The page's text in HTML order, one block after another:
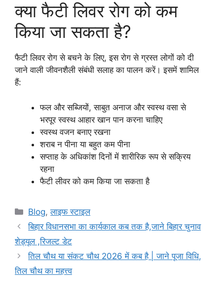
क्या फैटी लिवर रोग को कम
किया जा सकता है?
फैटी लिवर रोग से बचने के लिए, इस रोग से ग्रस्त लोगों को दी
जाने वाली जीवनशैली संबंधी सलाह का पालन करें। इसमें शामिल
हैं:
फल और सब्जियों, साबुत अनाज और स्वस्थ वसा से
भरपूर स्वस्थ आहार खान पान करना चाहिए
स्वस्थ वजन बनाए रखना
शराब न पीना या बहुत कम पीना
सप्ताह के अधिकांश दिनों में शारीरिक रूप से सक्रिय
रहना
फैटी लीवर को कम किया जा सकता है
Categories
Blog,लाइफ स्टाइल
बिहार विधानसभा का कार्यकाल कब तक है,जाने बिहार चुनाव
शेड्यूल ,रिजल्ट डेट
तिल चौथ या संकट चौथ 2026 में कब है | जाने पूजा विधि,
तिल चौथ का महत्त्व